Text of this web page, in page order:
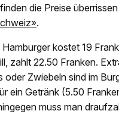
die Preise
.
kostet 19
zahlt 22.50 Franken.
oder Zwiebeln sind im
ein Getränk (5.50
muss man